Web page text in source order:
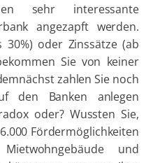
sehr interessante
angezapft werden.
30%) oder Zinssätze (ab
Sie von keiner
zahlen Sie noch
den Banken anlegen
oder? Wussten Sie,
Fördermöglichkeiten
und